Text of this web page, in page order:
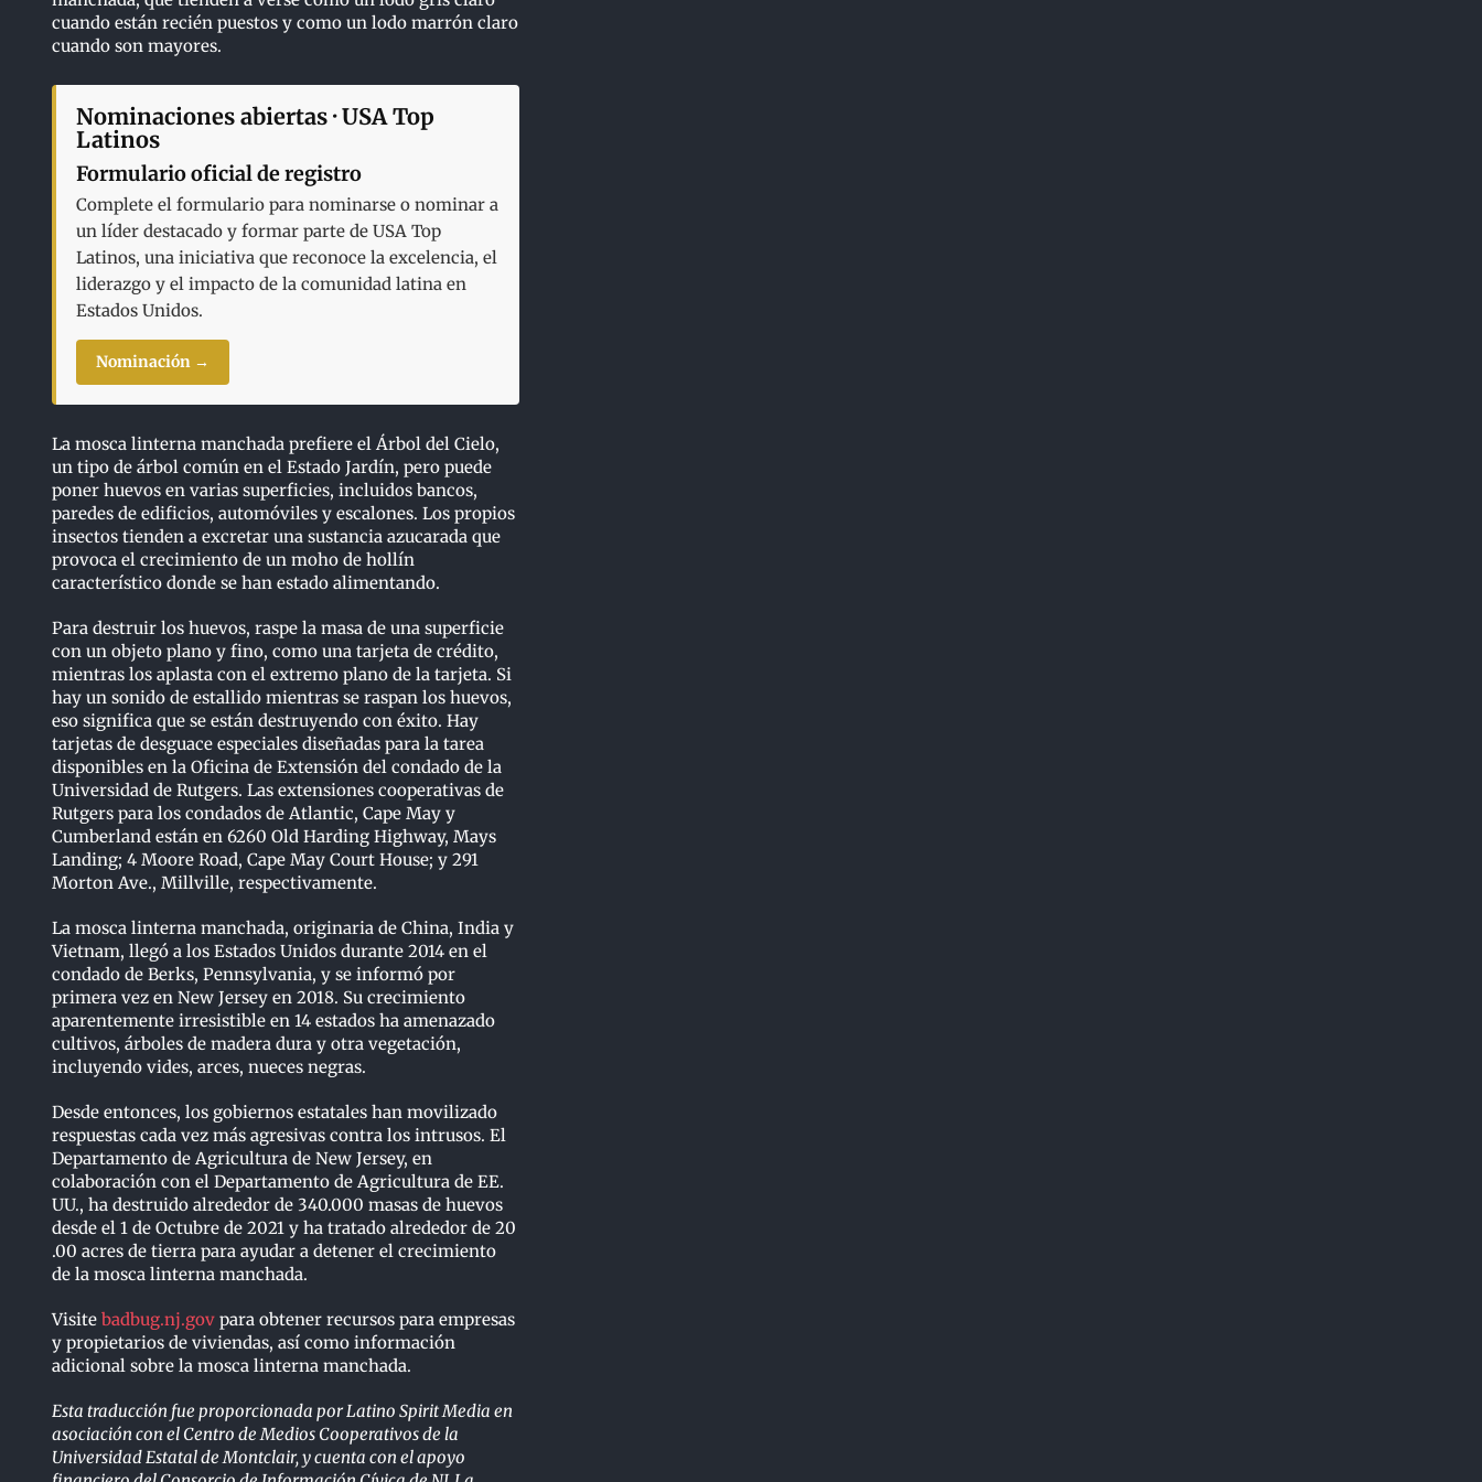
cuando están recién puestos y como un lodo marrón claro
cuando son mayores.
Nominaciones abiertas · USA Top
Latinos
Formulario oficial de registro
Complete el formulario para nominarse o nominar a
un líder destacado y formar parte de USA Top
Latinos, una iniciativa que reconoce la excelencia, el
liderazgo y el impacto de la comunidad latina en
Estados Unidos.
Nominación →
La mosca linterna manchada prefiere el Árbol del Cielo,
un tipo de árbol común en el Estado Jardín, pero puede
poner huevos en varias superficies, incluidos bancos,
paredes de edificios, automóviles y escalones. Los propios
insectos tienden a excretar una sustancia azucarada que
provoca el crecimiento de un moho de hollín
característico donde se han estado alimentando.
Para destruir los huevos, raspe la masa de una superficie
con un objeto plano y fino, como una tarjeta de crédito,
mientras los aplasta con el extremo plano de la tarjeta. Si
hay un sonido de estallido mientras se raspan los huevos,
eso significa que se están destruyendo con éxito. Hay
tarjetas de desguace especiales diseñadas para la tarea
disponibles en la Oficina de Extensión del condado de la
Universidad de Rutgers. Las extensiones cooperativas de
Rutgers para los condados de Atlantic, Cape May y
Cumberland están en 6260 Old Harding Highway, Mays
Landing; 4 Moore Road, Cape May Court House; y 291
Morton Ave., Millville, respectivamente.
La mosca linterna manchada, originaria de China, India y
Vietnam, llegó a los Estados Unidos durante 2014 en el
condado de Berks, Pennsylvania, y se informó por
primera vez en New Jersey en 2018. Su crecimiento
aparentemente irresistible en 14 estados ha amenazado
cultivos, árboles de madera dura y otra vegetación,
incluyendo vides, arces, nueces negras.
Desde entonces, los gobiernos estatales han movilizado
respuestas cada vez más agresivas contra los intrusos. El
Departamento de Agricultura de New Jersey, en
colaboración con el Departamento de Agricultura de EE.
UU., ha destruido alrededor de 340.000 masas de huevos
desde el 1 de Octubre de 2021 y ha tratado alrededor de 20
.00 acres de tierra para ayudar a detener el crecimiento
de la mosca linterna manchada.
Visite badbug.nj.govpara obtener recursos para empresas
y propietarios de viviendas, así como información
adicional sobre la mosca linterna manchada.
Esta traducción fue proporcionada por Latino Spirit Media en
asociación con el Centro de Medios Cooperativos de la
Universidad Estatal de Montclair, y cuenta con el apoyo